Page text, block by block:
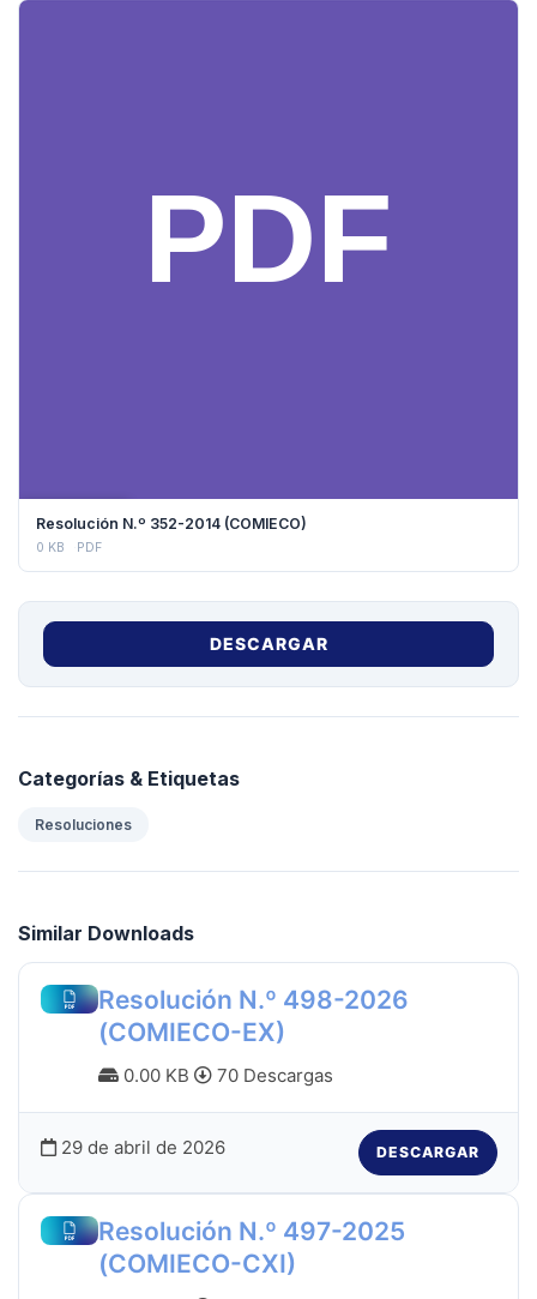
Resolución N.º 352-2014 (COMIECO)
0 KB PDF
DESCARGAR
Categorías & Etiquetas
Resoluciones
Similar Downloads
Resolución N.º 498-2026
(COMIECO-EX)
0.00 KB 70 Descargas
29 de abril de 2026 DESCARGAR
Resolución N.º 497-2025
(COMIECO-CXI)